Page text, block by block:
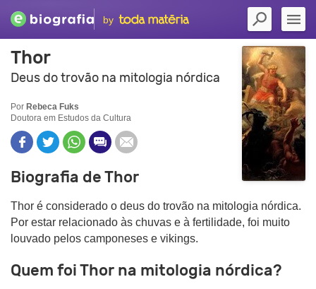
by
Thor
Deus do trovão na mitologia nórdica
Por Rebeca Fuks
Doutora em Estudos da Cultura
Biografia de Thor
Thor é considerado o deus do trovão na mitologia nórdica.
Por estar relacionado às chuvas e à fertilidade, foi muito
louvado pelos camponeses e vikings.
Quem foi Thor na mitologia nórdica?